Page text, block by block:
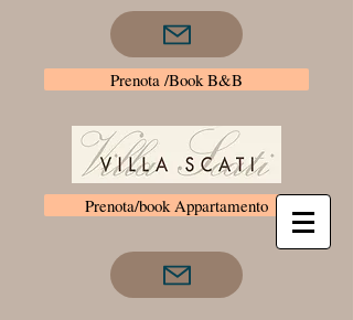
Prenota /Book B&B
Prenota/book Appartamento